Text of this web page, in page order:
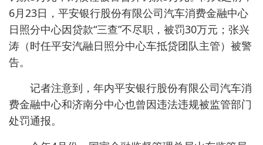
6月23日，平安银行股份有限公司汽车消费金融中心
日照分中心因贷款“三查”不尽职，被罚30万元；张兴
涛（时任平安汽融日照分中心车抵贷团队主管）被警
告。
记者注意到，年内平安银行股份有限公司汽车消
费金融中心和济南分中心也曾因违法违规被监管部门
处罚通报。